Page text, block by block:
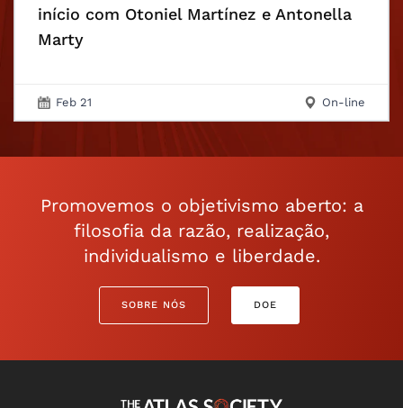
início com Otoniel Martínez e Antonella
Marty
Feb 21 On-line
Promovemos o objetivismo aberto: a
filosofia da razão, realização,
individualismo e liberdade.
SOBRE NÓS DOE